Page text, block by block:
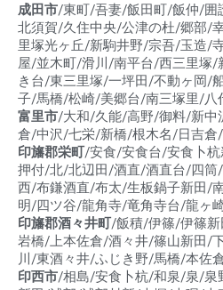
成田市/東町/吾妻/飯田町/飯仲/
北須賀/久住中央/公津の杜/郷部/
里塚光ヶ丘/新駒井野/宗吾/玉造/
屋/並木町/滑川/南平台/西三里塚
き台/東三里塚/一坪田/不動ヶ岡/
子/馬橋/松崎/美郷台/南三塚里/八
富里市/大和/久能/高野/御料/新
倉/中沢/七栄/新橋/根木名/日吉倉
印旛郡栄町/安食/安食台/安食卜
押付/北/北辺田/酒直/酒直台/四
西/布鎌酒直/布太/生板鍋子新田/
明/四ツ谷/龍角寺/竜角寺台/龍ヶ
印旛郡酒々井町/飯積/伊篠/伊篠
岩橋/上本佐倉/酒々井/篠山新田/
川/東酒々井/ふじき野/馬橋/本佐
印西市/相島/安食卜杭/和泉/泉/